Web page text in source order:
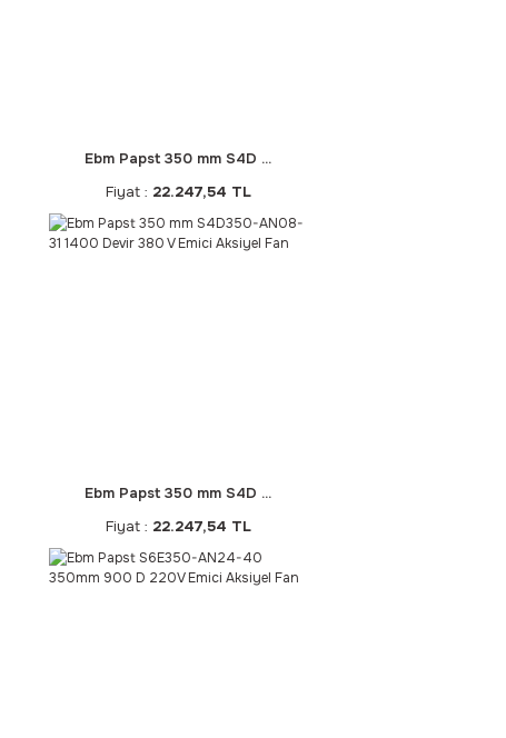
Ebm Papst 350 mm S4D ...
Fiyat : 22.247,54 TL
Ebm Papst 350 mm S4D ...
Fiyat : 22.247,54 TL